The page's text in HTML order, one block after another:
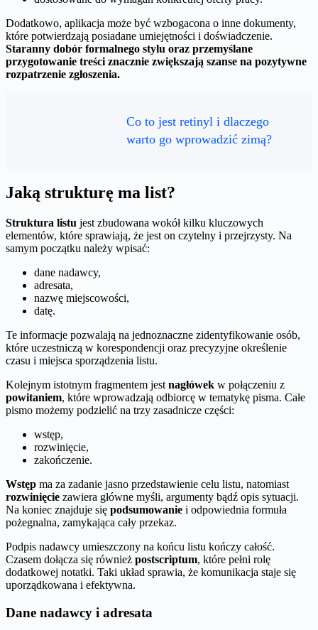
Dodatkowo, aplikacja może być wzbogacona o inne dokumenty,
które potwierdzają posiadane umiejętności i doświadczenie.
Staranny dobór formalnego stylu oraz przemyślane
przygotowanie treści znacznie zwiększają szanse na pozytywne
rozpatrzenie zgłoszenia.
Co to jest retinyl i dlaczego
warto go wprowadzić zimą?
Jaką strukturę ma list?
Struktura listu jest zbudowana wokół kilku kluczowych
elementów, które sprawiają, że jest on czytelny i przejrzysty. Na
samym początku należy wpisać:
dane nadawcy,
adresata,
nazwę miejscowości,
datę.
Te informacje pozwalają na jednoznaczne zidentyfikowanie osób,
które uczestniczą w korespondencji oraz precyzyjne określenie
czasu i miejsca sporządzenia listu.
Kolejnym istotnym fragmentem jest nagłówek w połączeniu z
powitaniem, które wprowadzają odbiorcę w tematykę pisma. Całe
pismo możemy podzielić na trzy zasadnicze części:
wstęp,
rozwinięcie,
zakończenie.
Wstęp ma za zadanie jasno przedstawienie celu listu, natomiast
rozwinięcie zawiera główne myśli, argumenty bądź opis sytuacji.
Na koniec znajduje się podsumowanie i odpowiednia formuła
pożegnalna, zamykająca cały przekaz.
Podpis nadawcy umieszczony na końcu listu kończy całość.
Czasem dołącza się również postscriptum, które pełni rolę
dodatkowej notatki. Taki układ sprawia, że komunikacja staje się
uporządkowana i efektywna.
Dane nadawcy i adresata